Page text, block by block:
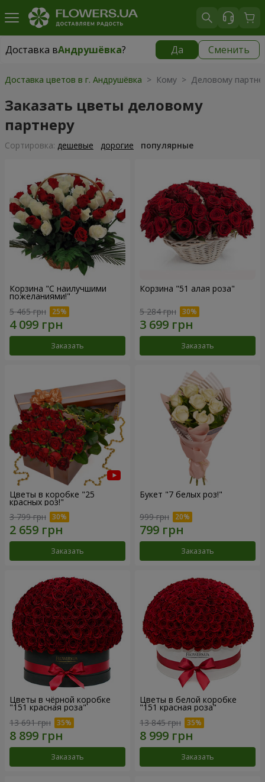
Доставка вАндрушёвка? Да Сменить
Доставка вАндрушёвка|
Доставка цветов в г. Андрушёвка > Кому > Деловому
Заказать цветы деловому
партнеру
Cортировка: дешевые дорогие популярные
Корзина "С наилучшими
пожеланиями!"
5 465 грн
Заказать
Корзина "51 алая роза"
5 284 грн
Заказать
Цветы в коробке "25
красных роз!"
3 799 грн
Заказать
Букет "7 белых роз!"
999 грн
Заказать
Цветы в чёрной коробке
"151 красная роза"
13 691 грн
Заказать
Цветы в белой коробке
"151 красная роза"
13 845 грн
Заказать